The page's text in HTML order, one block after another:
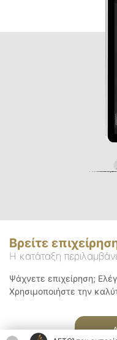
Βρείτε
Η κατάταξη
Ψάχνετε επιχείρηση;
Χρησιμοποιήστε την